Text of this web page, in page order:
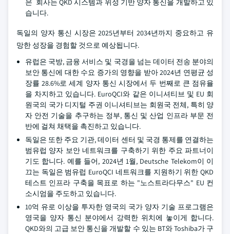
은 회사는 QKD 시스템과 위성 기반 양자 통신을 개발하고 있
습니다.
독일의 양자 통신 시장은 2025년부터 2034년까지 중요하고 유
망한 성장을 경험할 것으로 예상됩니다.
유럽은 국방, 금융 서비스 및 국경을 넘는 데이터 전송 분야의
보안 통신에 대한 수요 증가의 영향을 받아 2024년 연평균 성
장률 28.6%로 세계 양자 통신 시장에서 두 번째로 큰 점유율
을 차지하고 있습니다. EuroQCI와 같은 이니셔티브 및 EU 회
원국의 국가 디지털 주권 이니셔티브는 회원국 전체, 특히 양
자 안전 기술을 추구하는 정부, 통신 및 산업 인프라 부문 전
반에 걸쳐 채택을 촉진하고 있습니다.
독일은 또한 주요 기관, 데이터 센터 및 국경 통제를 연결하는
범유럽 양자 보안 네트워크를 구축하기 위한 주요 파트너이
기도 합니다. 예를 들어, 2024년 1월, Deutsche Telekom이 이
끄는 독일은 범유럽 EuroQCI 네트워크를 지원하기 위한 QKD
테스트 인프라 구축을 목표로 하는 "노스트라다무스" EU 컨
소시엄을 주도하고 있습니다.
10억 유로 이상을 투자한 영국의 국가 양자 기술 프로그램은
영국을 양자 통신 분야에서 강력한 위치에 놓이게 합니다.
QKD와의 고급 보안 통신을 개발할 수 있는 BT와 Toshiba가 구